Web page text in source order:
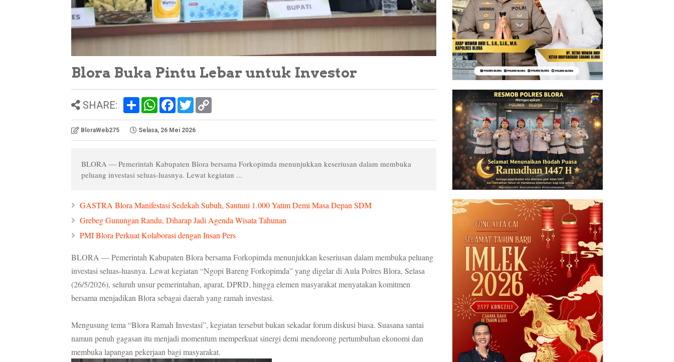
Blora Buka Pintu Lebar untuk Investor
SHARE:
e
W
s
A
b
o
t
e
i
BloraWeb275 Selasa, 26 Mei 2026
BLORA — Pemerintah Kabupaten Blora bersama Forkopimda menunjukkan keseriusan dalam membuka
peluang investasi seluas-luasnya. Lewat kegiatan ...
GASTRA Blora Manifestasi Sedekah Subuh, Santuni 1.000 Yatim Demi Masa Depan SDM
Grebeg Gunungan Randu, Diharap Jadi Agenda Wisata Tahunan
PMI Blora Perkuat Kolaborasi dengan Insan Pers
BLORA — Pemerintah Kabupaten Blora bersama Forkopimda menunjukkan keseriusan dalam membuka peluang
investasi seluas-luasnya. Lewat kegiatan “Ngopi Bareng Forkopimda” yang digelar di Aula Polres Blora, Selasa
(26/5/2026), seluruh unsur pemerintahan, aparat, DPRD, hingga elemen masyarakat menyatakan komitmen
bersama menjadikan Blora sebagai daerah yang ramah investasi.
Mengusung tema “Blora Ramah Investasi”, kegiatan tersebut bukan sekadar forum diskusi biasa. Suasana santai
namun penuh gagasan itu menjadi momentum memperkuat sinergi demi mendorong pertumbuhan ekonomi dan
membuka lapangan pekerjaan bagi masyarakat.